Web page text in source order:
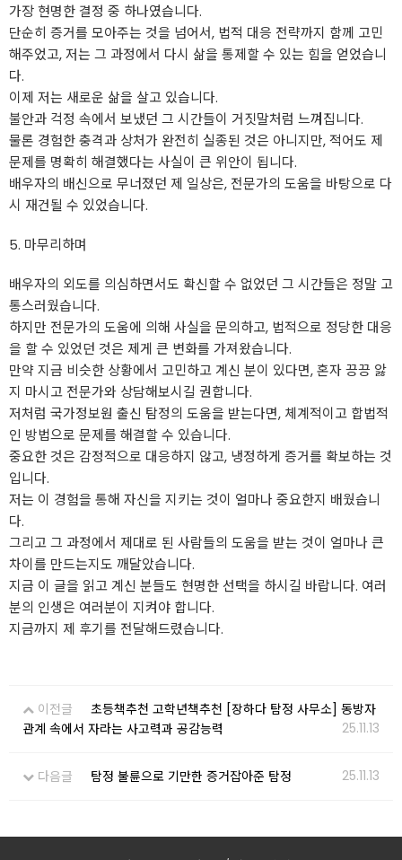
가장 현명한 결정 중 하나였습니다.
단순히 증거를 모아주는 것을 넘어서, 법적 대응 전략까지 함께 고민
해주었고, 저는 그 과정에서 다시 삶을 통제할 수 있는 힘을 얻었습니
다.
이제 저는 새로운 삶을 살고 있습니다.
불안과 걱정 속에서 보냈던 그 시간들이 거짓말처럼 느껴집니다.
물론 경험한 충격과 상처가 완전히 실종된 것은 아니지만, 적어도 제
문제를 명확히 해결했다는 사실이 큰 위안이 됩니다.
배우자의 배신으로 무너졌던 제 일상은, 전문가의 도움을 바탕으로 다
시 재건될 수 있었습니다.
5. 마무리하며
배우자의 외도를 의심하면서도 확신할 수 없었던 그 시간들은 정말 고
통스러웠습니다.
하지만 전문가의 도움에 의해 사실을 문의하고, 법적으로 정당한 대응
을 할 수 있었던 것은 제게 큰 변화를 가져왔습니다.
만약 지금 비슷한 상황에서 고민하고 계신 분이 있다면, 혼자 끙끙 앓
지 마시고 전문가와 상담해보시길 권합니다.
저처럼 국가정보원 출신 탐정의 도움을 받는다면, 체계적이고 합법적
인 방법으로 문제를 해결할 수 있습니다.
중요한 것은 감정적으로 대응하지 않고, 냉정하게 증거를 확보하는 것
입니다.
저는 이 경험을 통해 자신을 지키는 것이 얼마나 중요한지 배웠습니
다.
그리고 그 과정에서 제대로 된 사람들의 도움을 받는 것이 얼마나 큰
차이를 만드는지도 깨달았습니다.
지금 이 글을 읽고 계신 분들도 현명한 선택을 하시길 바랍니다. 여러
분의 인생은 여러분이 지켜야 합니다.
지금까지 제 후기를 전달해드렸습니다.
이전글
초등책추천 고학년책추천 [장하다 탐정 사무소] 동방자
관계 속에서 자라는 사고력과 공감능력
25.11.13
다음글 탐정 불륜으로 기만한 증거잡아준 탐정 25.11.13